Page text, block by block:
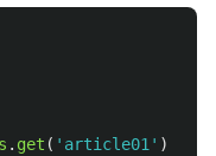
. get ( ' article01 ' )